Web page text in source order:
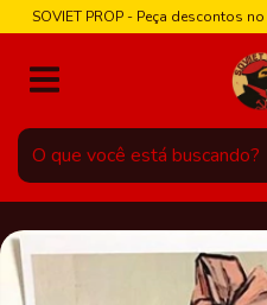
SOVIET PROP - Peça descontos